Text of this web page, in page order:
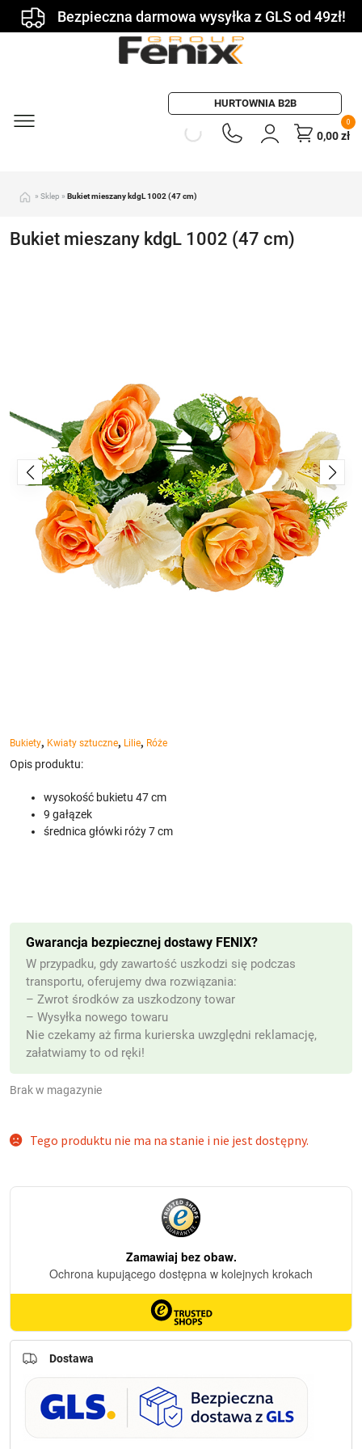
Bezpieczna darmowa wysyłka z GLS od 49zł!
HURTOWNIA B2B
0
0,00zł
» Sklep » Bukiet mieszany kdgL 1002 (47 cm)
Bukiet mieszany kdgL 1002 (47 cm)
Bukiety, Kwiaty sztuczne, Lilie, Róże
Opis produktu:
wysokość bukietu 47 cm
9 gałązek
średnica główki róży 7 cm
Brak w magazynie
Gwarancja bezpiecznej dostawy FENIX?
W przypadku, gdy zawartość uszkodzi się podczas
transportu, oferujemy dwa rozwiązania:
– Zwrot środków za uszkodzony towar
– Wysyłka nowego towaru
Nie czekamy aż firma kurierska uwzględni reklamację,
załatwiamy to od ręki!
Dostawa
Tego produktu nie ma na stanie i nie jest dostępny.